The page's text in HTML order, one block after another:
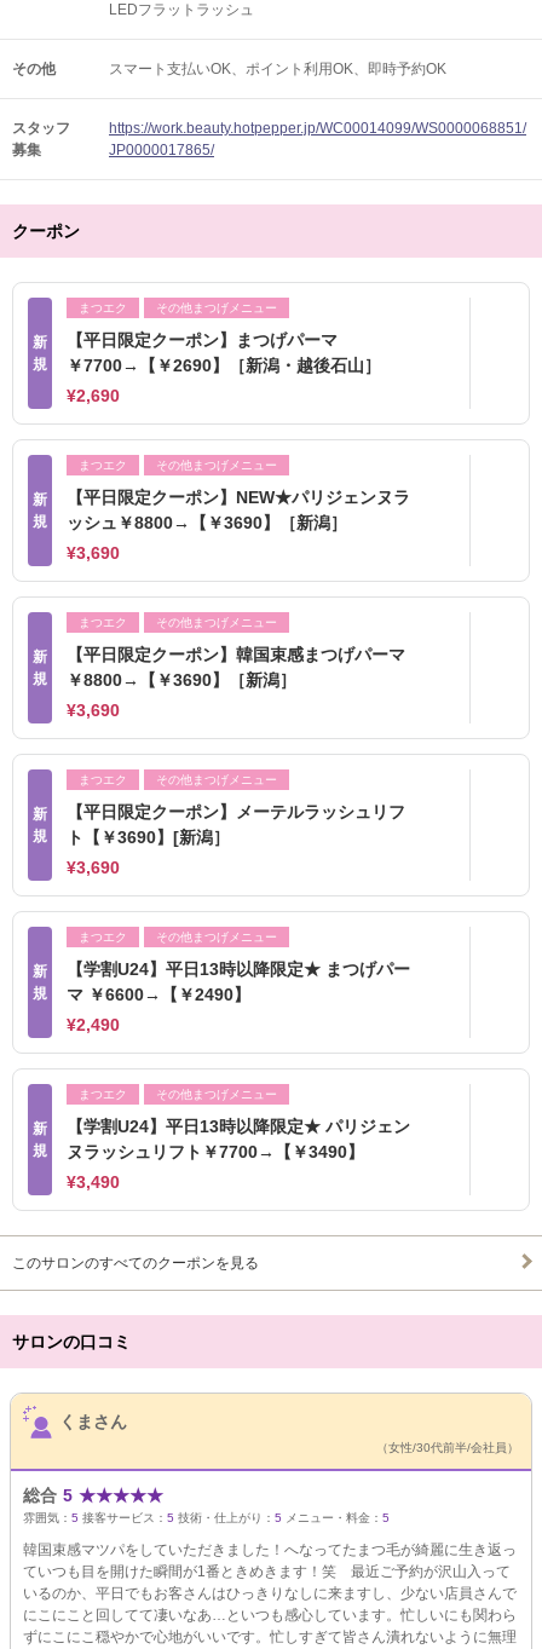
LEDフラットラッシュ
その他 スマート支払いOK ポイント利用OK 即時予約OK
スタッフ
募集
https://work.beauty.hotpepper.jp/WC00014099/WS0000068851/
JP0000017865/
クーポン
新
規
まつエク その他まつげメニュー
【平日限定クーポン】まつげパーマ
￥7700→【￥2690】［新潟・越後石山］
¥2,690
新
規
まつエク その他まつげメニュー
【平日限定クーポン】NEW★パリジェンヌラ
ッシュ￥8800→【￥3690】［新潟］
¥3,690
新
規
まつエク その他まつげメニュー
【平日限定クーポン】韓国束感まつげパーマ
￥8800→【￥3690】［新潟］
¥3,690
新
規
まつエク その他まつげメニュー
【平日限定クーポン】メーテルラッシュリフ
ト【￥3690】[新潟］
¥3,690
新
規
まつエク その他まつげメニュー
【学割U24】平日13時以降限定★ まつげパー
マ ￥6600→【￥2490】
¥2,490
新
規
まつエク その他まつげメニュー
【学割U24】平日13時以降限定★ パリジェン
ヌラッシュリフト￥7700→【￥3490】
¥3,490
このサロンのすべてのクーポンを見る
サロンの口コミ
サロンPick Up
くまさん
（女性/30代前半/会社員）
総合 5 ★★★★★
雰囲気： 5 接客サービス： 5 技術・仕上がり： 5 メニュー・料金： 5
韓国束感マツパをしていただきました！へなってたまつ毛が綺麗に生き返っ
ていつも目を開けた瞬間が1番ときめきます！笑 最近ご予約が沢山入って
いるのか、平日でもお客さんはひっきりなしに来ますし、少ない店員さんで
にこにこと回してて凄いなあ…といつも感心しています。忙しいにも関わら
ずにこにこ穏やかで心地がいいです。忙しすぎて皆さん潰れないように無理